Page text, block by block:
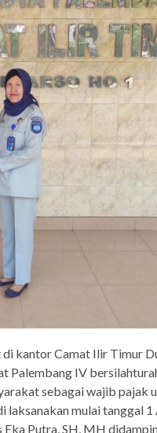
kantor Camat Ilir Timur
Palembang IV
sebagai wajib pajak
mulai tanggal 1
Putra, SH, MH